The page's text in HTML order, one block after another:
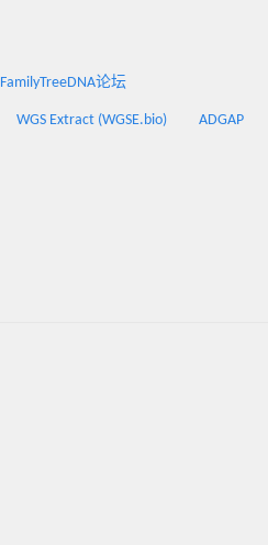
FamilyTreeDNA论坛
WGS Extract (WGSE.bio) ADGAP